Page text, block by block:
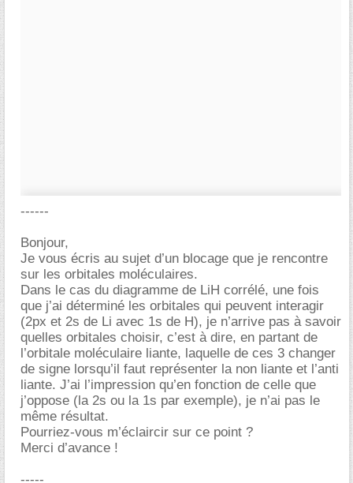
------
Bonjour,
Je vous écris au sujet d’un blocage que je rencontre
sur les orbitales moléculaires.
Dans le cas du diagramme de LiH corrélé, une fois
que j’ai déterminé les orbitales qui peuvent interagir
(2px et 2s de Li avec 1s de H), je n’arrive pas à savoir
quelles orbitales choisir, c’est à dire, en partant de
l’orbitale moléculaire liante, laquelle de ces 3 changer
de signe lorsqu’il faut représenter la non liante et l’anti
liante. J’ai l’impression qu’en fonction de celle que
j’oppose (la 2s ou la 1s par exemple), je n’ai pas le
même résultat.
Pourriez-vous m’éclaircir sur ce point ?
Merci d’avance !
-----